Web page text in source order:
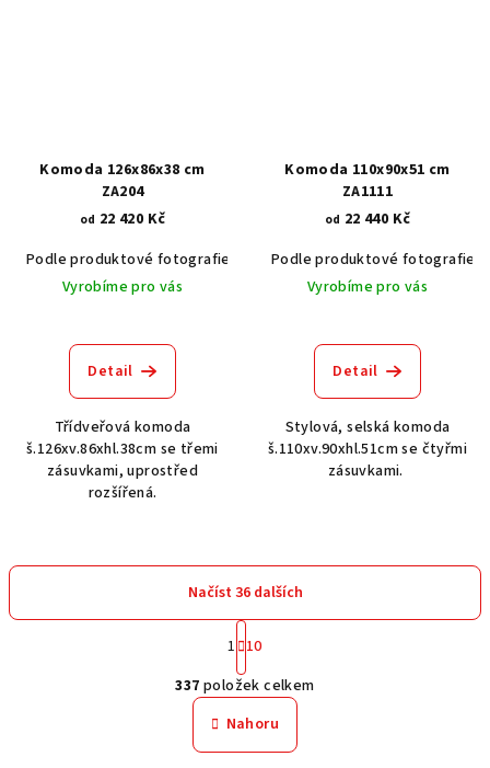
Komoda 126x86x38 cm
ZA204
od 22 420 Kč
Podle produktové fotografie
Akát vintage BT1551
Dub světlý
Vyrobíme pro vás
Detail
Třídveřová komoda
š.126xv.86xhl.38cm se třemi
zásuvkami, uprostřed
rozšířená.
Komoda 110x90x51 cm
ZA1111
od 22 440 Kč
Podle produktové fotografie
Vyrobíme pro vás
Detail
Stylová, selská komoda
š.110xv.90xhl.51cm se čtyřmi
zásuvkami.
O
v
l
á
Načíst 36 dalších
S
t
r
á
n
k
o
1 10
337 položek celkem
Nahoru